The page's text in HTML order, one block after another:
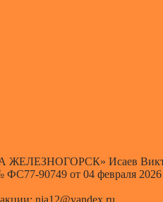
ЖЕЛЕЗНОГОРСК» Исаев
ФС77-90749 от 04 февраля
nia12@yandex.ru